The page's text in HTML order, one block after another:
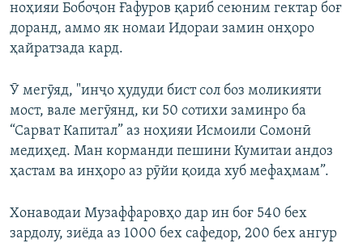
ноҳияи Бобоҷон Ғафуров қариб сеюним гектар боғ
доранд, аммо як номаи Идораи замин онҳоро
ҳайратзада кард.
Ӯ мегӯяд, "инҷо ҳудуди бист сол боз моликияти
мост, вале мегӯянд, ки 50 сотихи заминро ба
“Сарват Капитал” аз ноҳияи Исмоили Сомонӣ
медиҳед. Ман корманди пешини Кумитаи андоз
ҳастам ва инҳоро аз рӯйи қоида хуб мефаҳмам”.
Хонаводаи Музаффаровҳо дар ин боғ 540 бех
зардолу, зиёда аз 1000 бех сафедор, 200 бех ангур